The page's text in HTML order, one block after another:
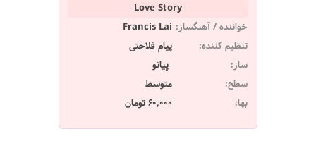
Love Story
خواننده / آهنگساز: Francis Lai
تنظیم کننده:
پیام فلاحتی
ساز:
پیانو
سطح:
متوسط
بها:
60,000 تومان